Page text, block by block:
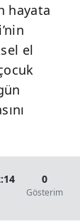
hayata
el
0
Gösterim